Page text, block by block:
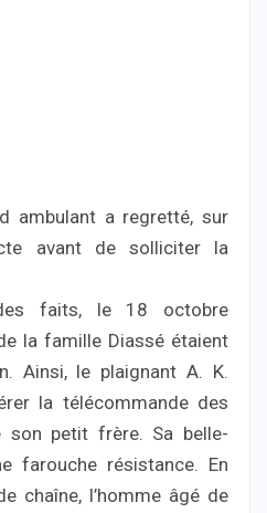
ambulant a regretté, sur
avant de solliciter la
des faits, le 18 octobre
la famille Diassé étaient
Ainsi, le plaignant A. K.
la télécommande des
son petit frère. Sa belle-
farouche résistance. En
chaîne, l’homme âgé de